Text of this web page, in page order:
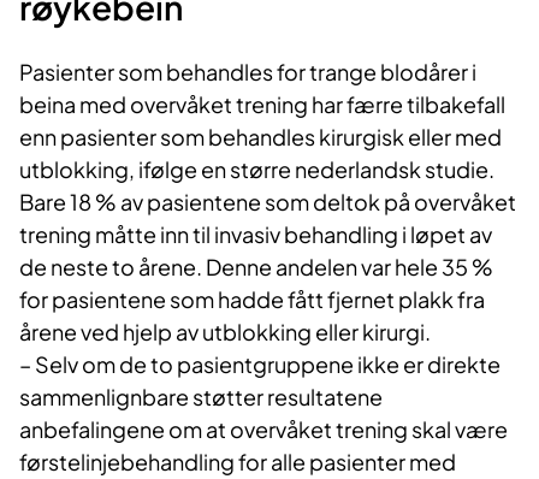
Pasienter som behandles for trange blodårer i
beina med overvåket trening har færre tilbakefall
enn pasienter som behandles kirurgisk eller med
utblokking, ifølge en større nederlandsk studie.
Bare 18 % av pasientene som deltok på overvåket
trening måtte inn til invasiv behandling i løpet av
de neste to årene. Denne andelen var hele 35 %
for pasientene som hadde fått fjernet plakk fra
årene ved hjelp av utblokking eller kirurgi.
– Selv om de to pasientgruppene ikke er direkte
sammenlignbare støtter resultatene
anbefalingene om at overvåket trening skal være
førstelinjebehandling for alle pasienter med